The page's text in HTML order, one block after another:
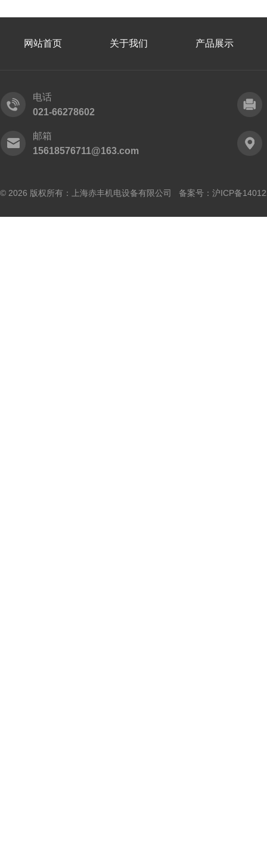
网站首页 关于我们 产品展示
电话
021-66278602
邮箱
15618576711@163.com
© 2026 版权所有：上海赤丰机电设备有限公司 备案号： 沪ICP备